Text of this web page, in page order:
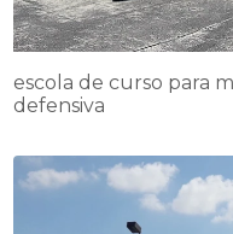
escola de curso para
defensiva